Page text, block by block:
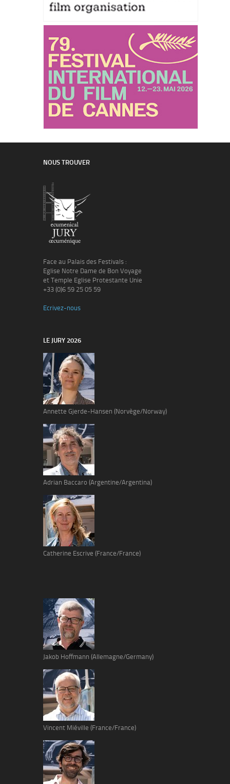
NOUS TROUVER
Face au Palais des Festivals :
Eglise Notre Dame de Bon Voyage
et Temple Eglise Protestante Unie
+33 (0)6 59 25 05 59
Ecrivez-nous
LE JURY 2026
Annette Gjerde-Hansen (Norvège/Norway)
Adrian Baccaro (Argentine/Argentina)
Catherine Escrive (France/France)
Jakob Hoffmann (Allemagne/Germany)
Vincent Miéville (France/France)